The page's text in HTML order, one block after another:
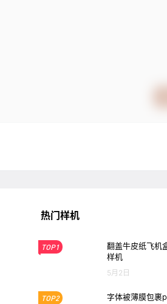
热门样机
TOP1
翻盖牛皮纸飞机
样机
5月2日
TOP2 字体被薄膜包裹